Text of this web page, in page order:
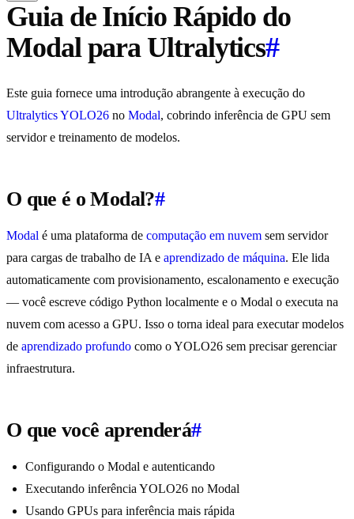
Guia de Início Rápido do
Modal para Ultralytics#
Este guia fornece uma introdução abrangente à execução do
Ultralytics YOLO26 no Modal, cobrindo inferência de GPU sem
servidor e treinamento de modelos.
O que é o Modal?#
Modal é uma plataforma de computação em nuvem sem servidor
para cargas de trabalho de IA e aprendizado de máquina. Ele lida
automaticamente com provisionamento, escalonamento e execução
— você escreve código Python localmente e o Modal o executa na
nuvem com acesso a GPU. Isso o torna ideal para executar modelos
de aprendizado profundo como o YOLO26 sem precisar gerenciar
infraestrutura.
O que você aprenderá#
Configurando o Modal e autenticando
Executando inferência YOLO26 no Modal
Usando GPUs para inferência mais rápida